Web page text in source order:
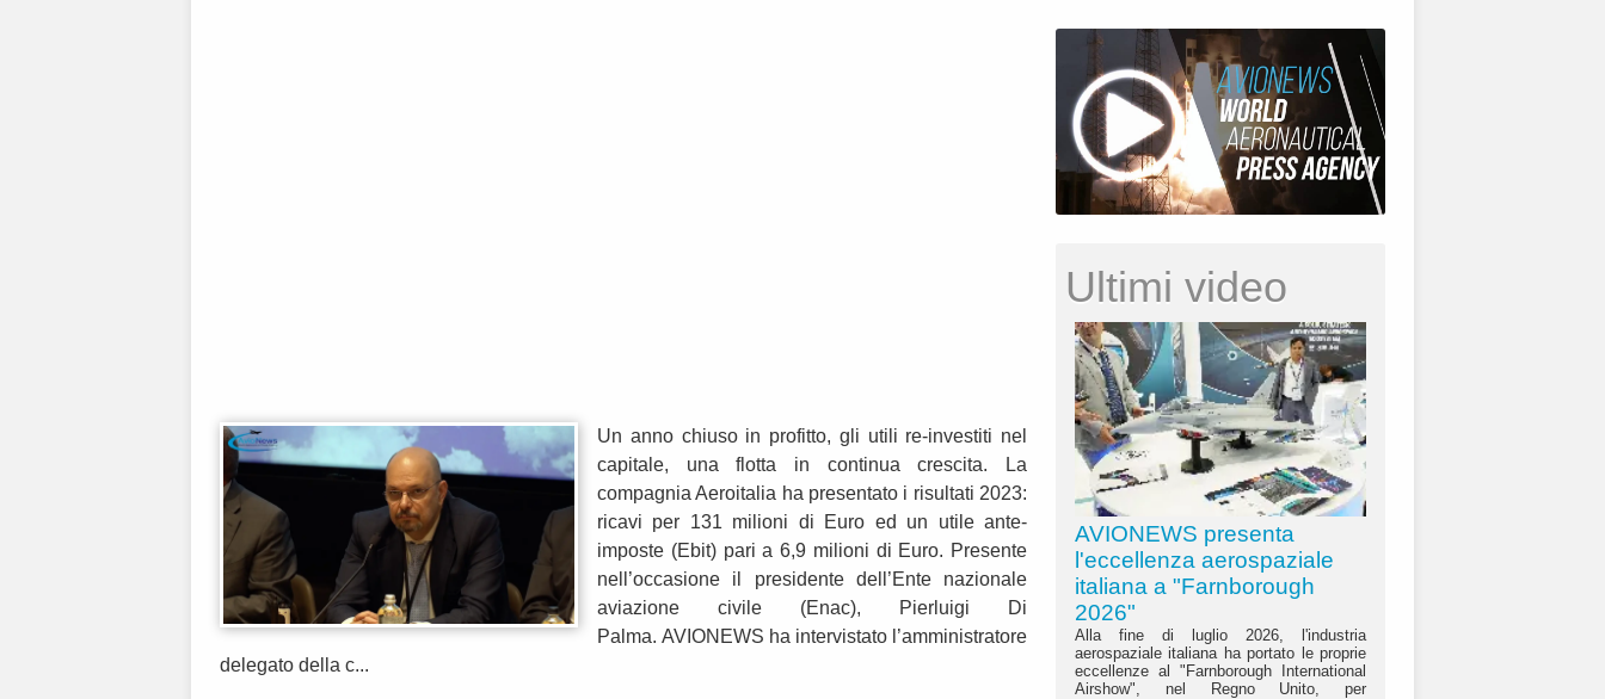
Un anno chiuso in profitto, gli utili re-investiti nel
capitale, una flotta in continua crescita. La
compagnia Aeroitalia ha presentato i risultati 2023:
ricavi per 131 milioni di Euro ed un utile ante-
imposte (Ebit) pari a 6,9 milioni di Euro. Presente
nell’occasione il presidente dell’Ente nazionale
aviazione civile (Enac), Pierluigi Di
Palma. AVIONEWS ha intervistato l’amministratore
delegato della c...
Ultimi video
AVIONEWS presenta
l'eccellenza aerospaziale
italiana a "Farnborough
2026"
Alla fine di luglio 2026, l'industria
aerospaziale italiana ha portato le proprie
eccellenze al "Farnborough International
Airshow", nel Regno Unito, per